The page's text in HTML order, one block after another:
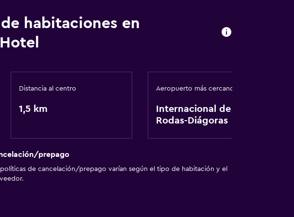
y facilidades
automático/banco
de habitaciones
habitaciones en
Distancia al centro
1,5 km
Aeropuerto más cercano
Internacional de
Rodas-Diágoras
prepago
políticas de cancelación/prepago varían según el tipo de habitación y el